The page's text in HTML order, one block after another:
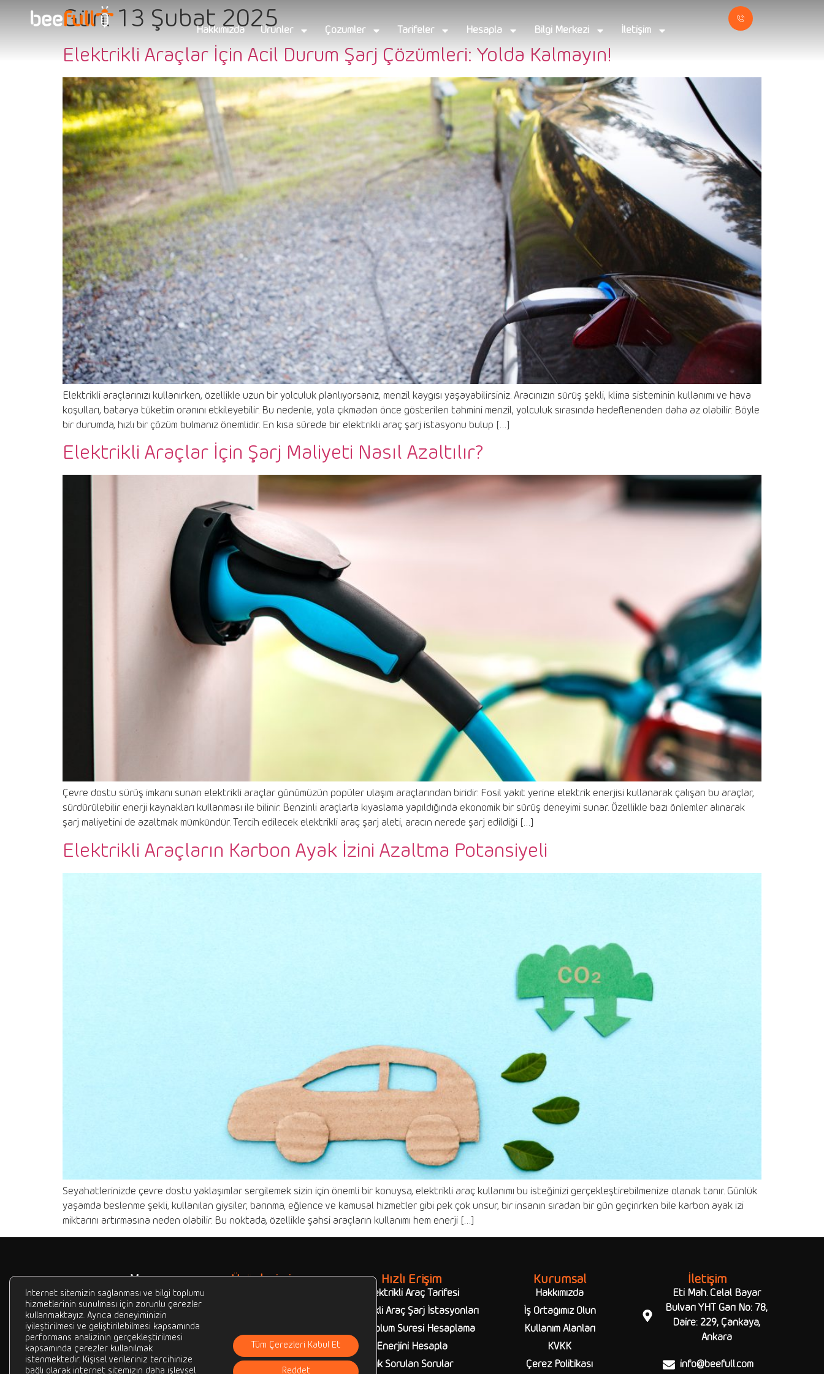
Hakkımızda Ürünler Çözümler Tarifeler Hesapla Bilgi Merkezi İletişim
Gün:13 Şubat 2025
Elektrikli Araçlar İçin Acil Durum Şarj Çözümleri: Yolda Kalmayın!
Elektrikli araçlarınızı kullanırken, özellikle uzun bir yolculuk planlıyorsanız, menzil kaygısı yaşayabilirsiniz. Aracınızın sürüş şekli, klima sisteminin kullanımı ve hava
koşulları, batarya tüketim oranını etkileyebilir. Bu nedenle, yola çıkmadan önce gösterilen tahmini menzil, yolculuk sırasında hedeflenenden daha az olabilir. Böyle
bir durumda, hızlı bir çözüm bulmanız önemlidir. En kısa sürede bir elektrikli araç şarj istasyonu bulup […]
Elektrikli Araçlar İçin Şarj Maliyeti Nasıl Azaltılır?
Çevre dostu sürüş imkanı sunan elektrikli araçlar günümüzün popüler ulaşım araçlarından biridir. Fosil yakıt yerine elektrik enerjisi kullanarak çalışan bu araçlar,
sürdürülebilir enerji kaynakları kullanması ile bilinir. Benzinli araçlarla kıyaslama yapıldığında ekonomik bir sürüş deneyimi sunar. Özellikle bazı önlemler alınarak
şarj maliyetini de azaltmak mümkündür. Tercih edilecek elektrikli araç şarj aleti, aracın nerede şarj edildiği […]
Elektrikli Araçların Karbon Ayak İzini Azaltma Potansiyeli
Seyahatlerinizde çevre dostu yaklaşımlar sergilemek sizin için önemli bir konuysa, elektrikli araç kullanımı bu isteğinizi gerçekleştirebilmenize olanak tanır. Günlük
yaşamda beslenme şekli, kullanılan giysiler, barınma, eğlence ve kamusal hizmetler gibi pek çok unsur, bir insanın sıradan bir gün geçirirken bile karbon ayak izi
miktarını artırmasına neden olabilir. Bu noktada, özellikle şahsi araçların kullanımı hem enerji […]
Beefull; hayatımızın her anında
yanımızda olan araçlardan
telefon, tablet, bilgisayar,
kulaklık gibi akıllı cihazlara ve
Ürünlerimiz Hızlı Erişim
Elektrikli Araç Tarifesi
Elektrikli Araç Şarj İstasyonları
Şarj Dolum Süresi Hesaplama
Enerjini Hesapla
Sık Sorulan Sorular
Kurumsal
Hakkımızda
İş Ortağımız Olun
Kullanım Alanları
KVKK
Çerez Politikası
İletişim
Eti Mah. Celal Bayar
Bulvarı YHT Garı No: 78,
Daire: 229, Çankaya,
Ankara
info@beefull.com
İnternet sitemizin sağlanması ve bilgi toplumu
hizmetlerinin sunulması için zorunlu çerezler
kullanmaktayız. Ayrıca deneyiminizin
iyileştirilmesi ve geliştirilebilmesi kapsamında
performans analizinin gerçekleştirilmesi
kapsamında çerezler kullanılmak
istenmektedir. Kişisel verileriniz tercihinize
bağlı olarak internet sitemizin daha işlevsel
Tüm Çerezleri Kabul Et
Reddet